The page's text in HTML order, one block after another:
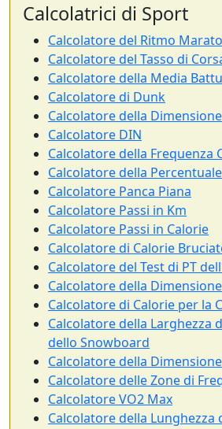
Calcolatrici di Sport
Calcolatore del Ritmo
Calcolatore del Tasso di
Calcolatore della Media
Calcolatore di Dunk
Calcolatore della
Calcolatore DIN
Calcolatore della Frequenza
Calcolatore della
Calcolatore Panca Piana
Calcolatore Passi in Km
Calcolatore Passi in Calorie
Calcolatore di Calorie
Calcolatore del Test di PT
Calcolatore della
Calcolatore di Calorie per la
Calcolatore della Larghezza
dello Snowboard
Calcolatore della
Calcolatore delle Zone di
Calcolatore VO2 Max
Calcolatore della Lunghezza